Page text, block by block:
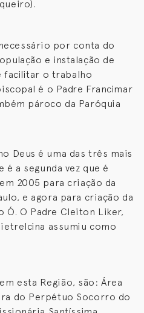
por conta do
e instalação de
facilitar o trabalho
é o Padre Francimar
pároco da Paróquia
Deus é uma das três mais
é a segunda vez que é
2005 para criação da
e agora para criação da
Ó. O Padre Cleiton Liker,
assumiu como
esta Região, são: Área
do Perpétuo Socorro do